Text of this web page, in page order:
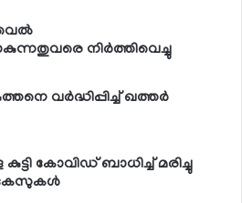
നിര്‍ത്തിവെച്ചു
വര്‍ദ്ധിപ്പിച്ച് ഖത്തര്‍
കോവിഡ് ബാധിച്ച് മരിച്ചു